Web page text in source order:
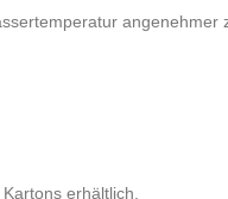
angenehmer
erhältlich.